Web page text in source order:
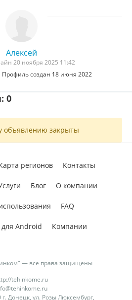
Алексей
20 ноября 2025 11:42
Профиль создан 18 июня 2022
0
объявлению закрыты
— все права защищены
tehinkome.ru
Донецк, ул. Розы Люксембург,
регионов Контакты
Блог О компании
FAQ
Android Компании